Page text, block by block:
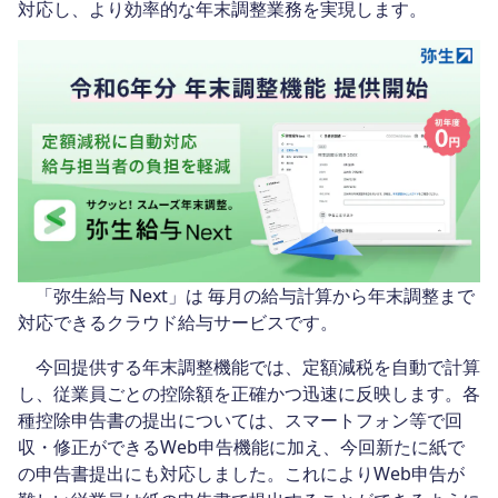
対応し、より効率的な年末調整業務を実現します。
「弥生給与 Next」は 毎月の給与計算から年末調整まで
対応できるクラウド給与サービスです。
今回提供する年末調整機能では、定額減税を自動で計算
し、従業員ごとの控除額を正確かつ迅速に反映します。各
種控除申告書の提出については、スマートフォン等で回
収・修正ができるWeb申告機能に加え、今回新たに紙で
の申告書提出にも対応しました。これによりWeb申告が